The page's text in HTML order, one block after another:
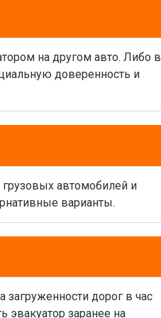
на другом авто. Либо в
доверенность и
автомобилей и
варианты.
дорог в час
эвакуатор заранее на